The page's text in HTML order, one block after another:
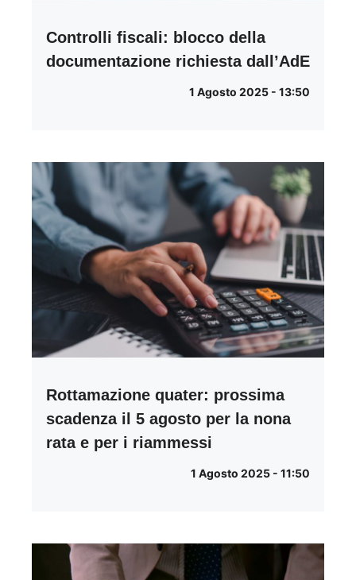
Controlli fiscali: blocco della
documentazione richiesta dall’AdE
1 Agosto 2025 - 13:50
Rottamazione quater: prossima
scadenza il 5 agosto per la nona
rata e per i riammessi
1 Agosto 2025 - 11:50